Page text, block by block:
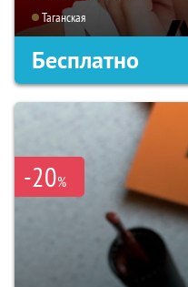
Таганская
Бесплатно
-20%